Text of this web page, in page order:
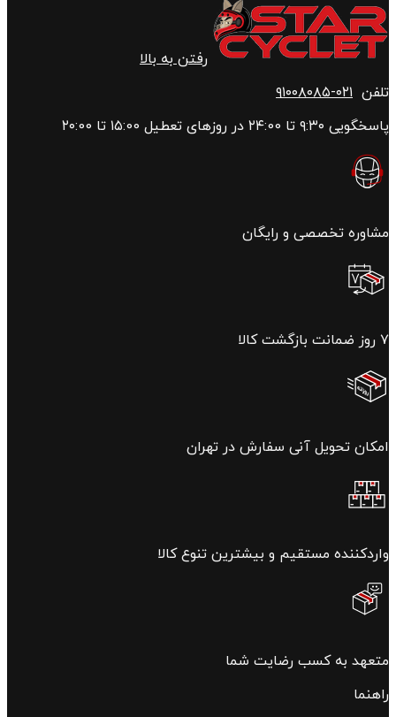
رفتن به بالا
تلفن ۰۲۱-۹۱۰۰۸۰۸۵
پاسخگویی ۹:۳۰ تا ۲۴:00 در روزهای تعطیل ۱۵:00 تا ۲۰:00
مشاوره تخصصی و رایگان
۷ روز ضمانت بازگشت کالا
امکان تحویل آنی سفارش در تهران
واردکننده مستقیم و بیشترین تنوع کالا
متعهد به کسب رضایت شما
راهنما